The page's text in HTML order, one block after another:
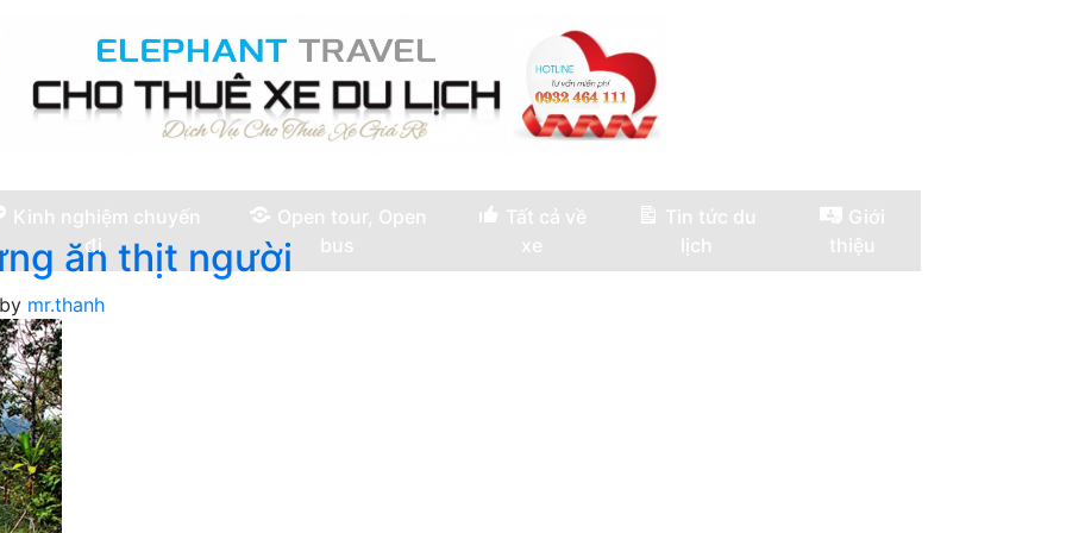
Kinh nghiệm chuyến
đi
Open tour, Open
bus
Tất cả về
xe
Tin tức du
lịch
Giới
thiệu
ăn thịt người
by mr.thanh